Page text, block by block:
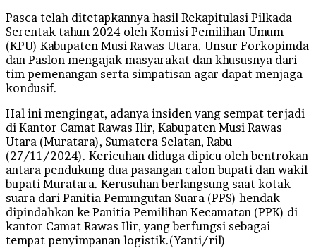
Pasca telah ditetapkannya hasil Rekapitulasi Pilkada
Serentak tahun 2024 oleh Komisi Pemilihan Umum
(KPU) Kabupaten Musi Rawas Utara. Unsur Forkopimda
dan Paslon mengajak masyarakat dan khususnya dari
tim pemenangan serta simpatisan agar dapat menjaga
kondusif.
Hal ini mengingat, adanya insiden yang sempat terjadi
di Kantor Camat Rawas Ilir, Kabupaten Musi Rawas
Utara (Muratara), Sumatera Selatan, Rabu
(27/11/2024). Kericuhan diduga dipicu oleh bentrokan
antara pendukung dua pasangan calon bupati dan wakil
bupati Muratara. Kerusuhan berlangsung saat kotak
suara dari Panitia Pemungutan Suara (PPS) hendak
dipindahkan ke Panitia Pemilihan Kecamatan (PPK) di
kantor Camat Rawas Ilir, yang berfungsi sebagai
tempat penyimpanan logistik.(Yanti/ril)